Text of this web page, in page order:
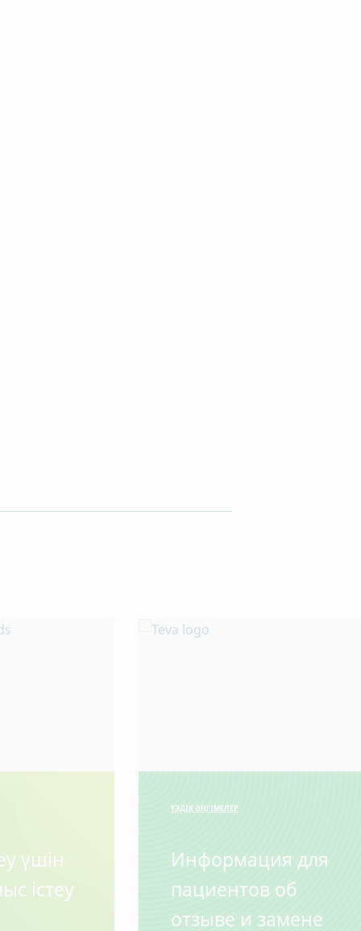
үшін
істеу
ҮЗДІК ӘҢГІМЕЛЕР
Информация для
пациентов об
отзыве и замене